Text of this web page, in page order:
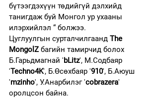
бүтээгдэхүүн төдийгүй дэлхийд
танигдаж буй Монгол ур ухааны
илэрхийлэл “ болжээ.
Цуглуулгын сурталчилгаанд The
MongolZ багийн тамирчид болох
Б.Гарьдмагнай 'bLitz', М.Содбаяр
'Techno4K', Б.Өсөхбаяр '910', Б.Аюуш
'mzinho', У.Анарбилэг 'cobrazera'
оролцсон байна.